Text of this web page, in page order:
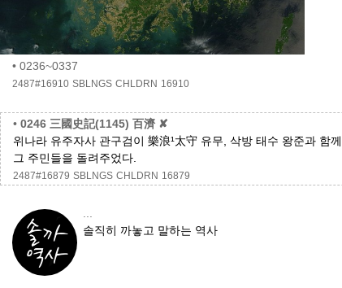
• 0236~0337
2487#16910 SBLNGS CHLDRN 16910
• 0246 三國史記(1145) 百濟 ✘
위나라 유주자사 관구검이 樂浪¹太守 유무, 삭방 태수 왕준과
그 주민들을 돌려주었다.
2487#16879 SBLNGS CHLDRN 16879
...
솔직히 까놓고 말하는 역사